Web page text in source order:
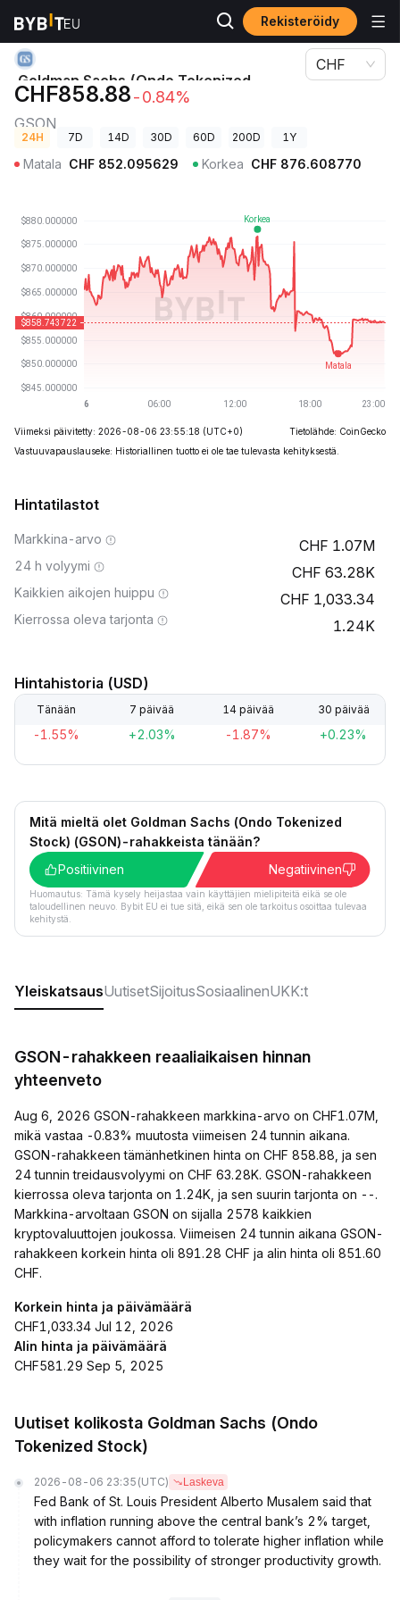
Rekisteröidy
Kryptohinnat Goldman Sachs (Ondo Tokenized Stock)-hinta GSON
Goldman Sachs (Ondo Tokenized
Stock)-hinta
GSON
CHF858.88-0.84%
CHF
24H 7D 14D 30D 60D 200D 1Y
Matala CHF 852.095629 Korkea CHF 876.608770
Viimeksi päivitetty: 2026-08-06 23:55:18 (UTC+0)
Tietolähde: CoinGecko
Vastuuvapauslauseke: Historiallinen tuotto ei ole tae tulevasta kehityksestä.
Hintatilastot
Markkina-arvo 1.07M
24 h volyymi 63.28K
Kaikkien aikojen huippu 1,033.34
Kierrossa oleva tarjonta 1.24K
Hintahistoria (USD)
Tänään 7 päivää 14 päivää 30 päivää
-1.55% +2.03% -1.87% +0.23%
Mitä mieltä olet Goldman Sachs (Ondo Tokenized
Stock) (GSON)-rahakkeista tänään?
Positiivinen
Negatiivinen
Huomautus: Tämä kysely heijastaa vain käyttäjien mielipiteitä eikä se ole
taloudellinen neuvo. Bybit EU ei tue sitä, eikä sen ole tarkoitus osoittaa tulevaa
kehitystä.
YleiskatsausUutisetSijoitusSosiaalinenUKK:t
GSON-rahakkeen reaaliaikaisen hinnan
yhteenveto
Aug 6, 2026 GSON-rahakkeen markkina-arvo on CHF1.07M,
mikä vastaa -0.83% muutosta viimeisen 24 tunnin aikana.
GSON-rahakkeen tämänhetkinen hinta on CHF 858.88, ja sen
24 tunnin treidausvolyymi on CHF 63.28K. GSON-rahakkeen
kierrossa oleva tarjonta on 1.24K, ja sen suurin tarjonta on --.
Markkina-arvoltaan GSON on sijalla 2578 kaikkien
kryptovaluuttojen joukossa. Viimeisen 24 tunnin aikana GSON-
rahakkeen korkein hinta oli 891.28 CHF ja alin hinta oli 851.60
CHF.
Korkein hinta ja päivämäärä
CHF1,033.34 Jul 12, 2026
Alin hinta ja päivämäärä
CHF581.29 Sep 5, 2025
Uutiset kolikosta Goldman Sachs (Ondo
Tokenized Stock)
2026-08-06 23:35 (UTC) Laskeva
Fed Bank of St. Louis President Alberto Musalem said that
with inflation running above the central bank’s 2% target,
policymakers cannot afford to tolerate higher inflation while
they wait for the possibility of stronger productivity growth.